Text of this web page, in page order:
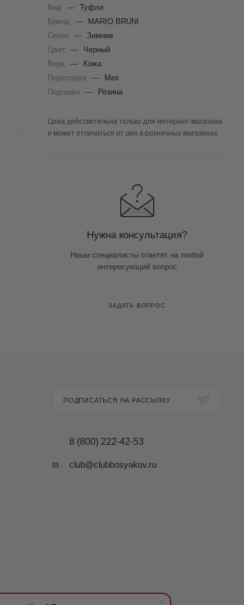
Вид — Туфли
Бренд
—
MARIO BRUNI
Сезон
— Зимние
Цвет —
Черный
Верх
—
Кожа
Подкладка —
Мех
Подошва — Резина
Цена действительна только для интернет-магазина
и может отличаться от цен в розничных магазинах
Нужна консультация?
Наши специалисты ответят на любой
интересующий вопрос
ЗАДАТЬ ВОПРОС
ПОДПИСАТЬСЯ НА РАССЫЛКУ
8 (800) 222-42-53
club@clubbosyakov.ru